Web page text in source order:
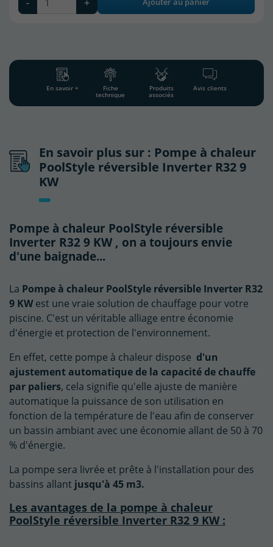
Ajouter au panier
En savoir + Fiche
technique
Produits
associés
Avis clients
En savoir plus sur : Pompe à chaleur
PoolStyle réversible Inverter R32 9
KW
Pompe à chaleur PoolStyle réversible
Inverter R32 9 KW , on a toujours envie
d'une baignade...
La Pompe à chaleur PoolStyle réversible Inverter R32
9 KW est une vraie solution de chauffage pour votre
piscine. C'est un véritable alliage entre économie
d'énergie et protection de l'environnement.
En effet, cette pompe à chaleur dispose d'un
ajustement automatique de la capacité de chauffe
par paliers, cela signifie qu'elle ajuste de manière
automatique la puissance de son utilisation en
fonction de la température de l'eau afin de conserver
un bassin ambiant avec une économie allant de 50 à 70
% d'énergie.
La pompe sera livrée et prête à l'installation pour des
bassins allant jusqu'à 45 m3.
Les avantages de la pompe à chaleur
PoolStyle réversible Inverter R32 9 KW :